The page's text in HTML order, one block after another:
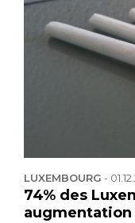
LUXEMBOURG -
74% des